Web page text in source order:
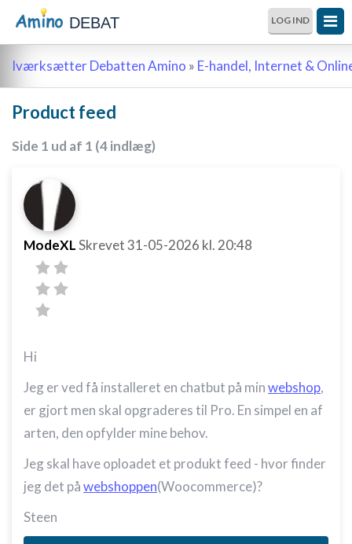
DEBAT LOG IND
Iværksætter Debatten Amino » E-handel, Internet &
Product feed
Side 1 ud af 1 (4 indlæg)
ModeXLSkrevet31-05-2026 kl. 20:48
Hi
Jeg er ved få installeret en chatbut på minwebshop,
er gjort men skal opgraderes til Pro. En simpel en af
arten, den opfylder mine behov.
Jeg skal have oploadet et produkt feed - hvor finder
jeg det påwebshoppen(Woocommerce)?
Steen